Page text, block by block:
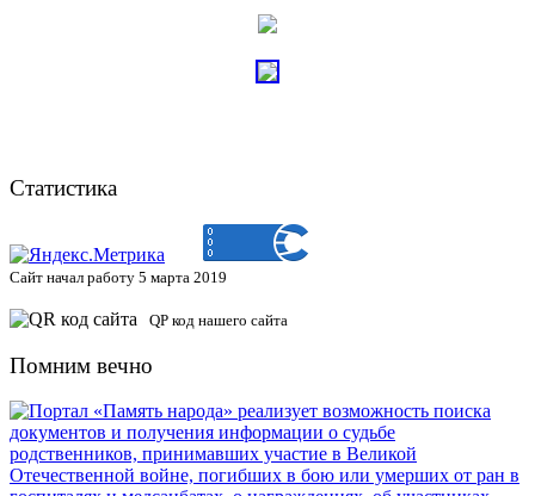
Статистика
Сайт начал работу 5 марта 2019
QP код нашего сайта
Помним вечно